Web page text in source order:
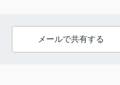
メールで共有する